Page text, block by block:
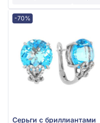
-70%
Серьги с бриллиантами